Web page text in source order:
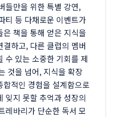
들만을 위한 특별 강연,
티 등 다채로운 이벤트가
책을 통해 얻은 지식을
하고, 다른 클럽의 멤버
수 있는 소중한 기회를 제
것을 넘어, 지식을 확장
적인 경험을 설계함으로
잊지 못할 추억과 성장의
레바리가 단순한 독서 모